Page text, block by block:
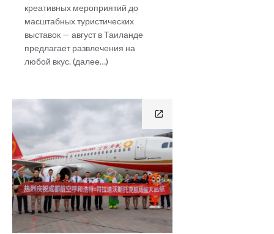
креативных мероприятий до
масштабных туристических
выставок — август в Таиланде
предлагает развлечения на
любой вкус. (далее…)